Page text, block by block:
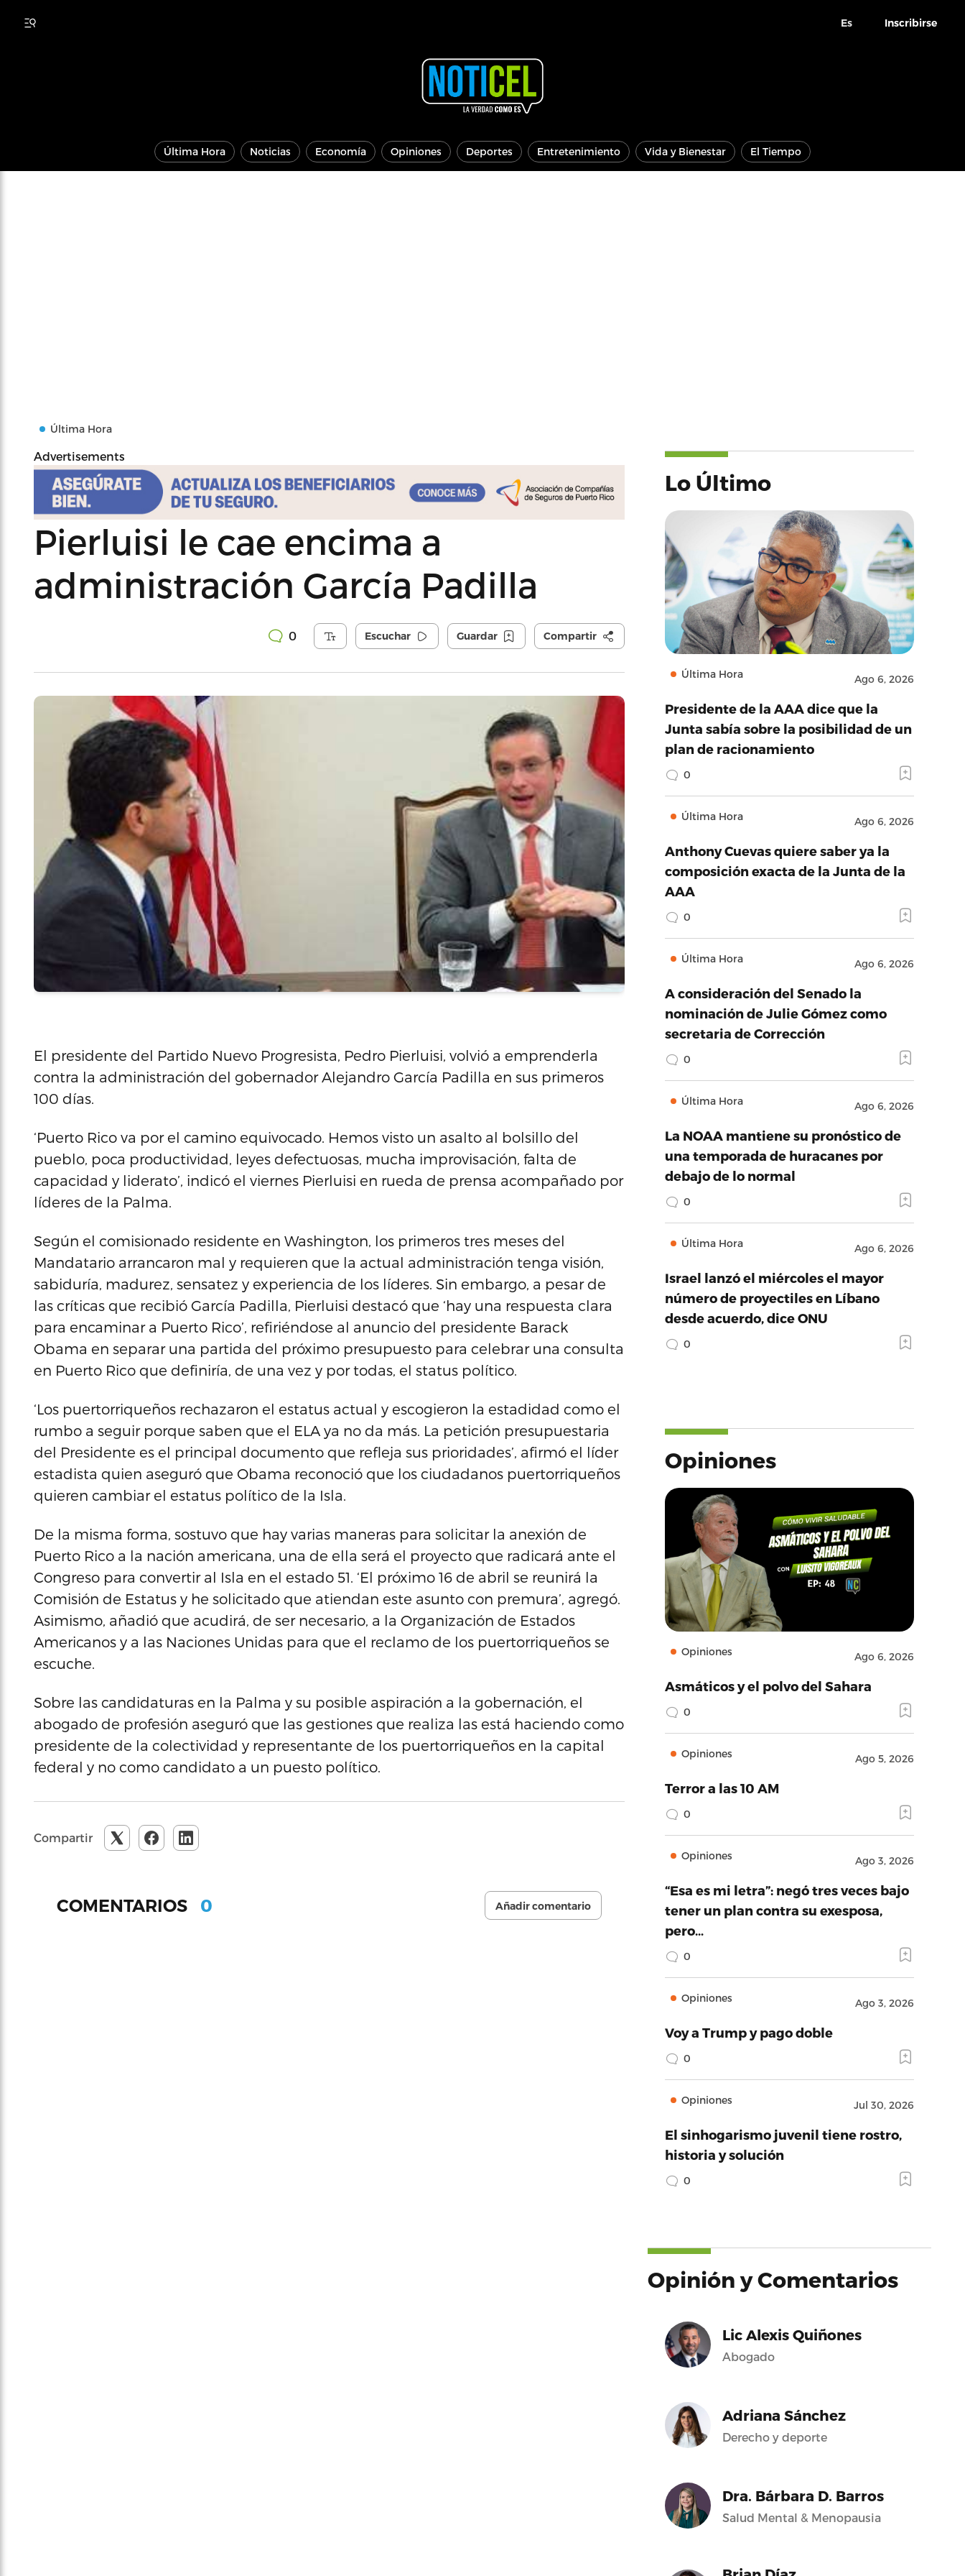
Es Inscribirse
Última Hora Noticias Economía Opiniones Deportes Entretenimiento Vida y Bienestar El Tiempo
Última Hora
Advertisements
Pierluisi le cae encima a
administración García Padilla
0 Escuchar Guardar Compartir
El presidente del Partido Nuevo Progresista, Pedro Pierluisi, volvió a emprenderla
contra la administración del gobernador Alejandro García Padilla en sus primeros
100 días.
‘Puerto Rico va por el camino equivocado. Hemos visto un asalto al bolsillo del
pueblo, poca productividad, leyes defectuosas, mucha improvisación, falta de
capacidad y liderato’, indicó el viernes Pierluisi en rueda de prensa acompañado por
líderes de la Palma.
Según el comisionado residente en Washington, los primeros tres meses del
Mandatario arrancaron mal y requieren que la actual administración tenga visión,
sabiduría, madurez, sensatez y experiencia de los líderes. Sin embargo, a pesar de
las críticas que recibió García Padilla, Pierluisi destacó que ‘hay una respuesta clara
para encaminar a Puerto Rico’, refiriéndose al anuncio del presidente Barack
Obama en separar una partida del próximo presupuesto para celebrar una consulta
en Puerto Rico que definiría, de una vez y por todas, el status político.
‘Los puertorriqueños rechazaron el estatus actual y escogieron la estadidad como el
rumbo a seguir porque saben que el ELA ya no da más. La petición presupuestaria
del Presidente es el principal documento que refleja sus prioridades’, afirmó el líder
estadista quien aseguró que Obama reconoció que los ciudadanos puertorriqueños
quieren cambiar el estatus político de la Isla.
De la misma forma, sostuvo que hay varias maneras para solicitar la anexión de
Puerto Rico a la nación americana, una de ella será el proyecto que radicará ante el
Congreso para convertir al Isla en el estado 51. ‘El próximo 16 de abril se reunirá la
Comisión de Estatus y he solicitado que atiendan este asunto con premura’, agregó.
Asimismo, añadió que acudirá, de ser necesario, a la Organización de Estados
Americanos y a las Naciones Unidas para que el reclamo de los puertorriqueños se
escuche.
Sobre las candidaturas en la Palma y su posible aspiración a la gobernación, el
abogado de profesión aseguró que las gestiones que realiza las está haciendo como
presidente de la colectividad y representante de los puertorriqueños en la capital
federal y no como candidato a un puesto político.
Compartir
COMENTARIOS 0 Añadir comentario
Lo Último
Última Hora Ago 6, 2026
Presidente de la AAA dice que la
Junta sabía sobre la posibilidad de un
plan de racionamiento
0
Última Hora Ago 6, 2026
Anthony Cuevas quiere saber ya la
composición exacta de la Junta de la
AAA
0
Última Hora Ago 6, 2026
A consideración del Senado la
nominación de Julie Gómez como
secretaria de Corrección
0
Última Hora Ago 6, 2026
La NOAA mantiene su pronóstico de
una temporada de huracanes por
debajo de lo normal
0
Última Hora Ago 6, 2026
Israel lanzó el miércoles el mayor
número de proyectiles en Líbano
desde acuerdo, dice ONU
0
Opiniones
Opiniones Ago 6, 2026
Asmáticos y el polvo del Sahara
0
Opiniones Ago 5, 2026
Terror a las 10 AM
0
Opiniones Ago 3, 2026
“Esa es mi letra”: negó tres veces bajo
tener un plan contra su exesposa,
pero…
0
Opiniones Ago 3, 2026
Voy a Trump y pago doble
0
Opiniones Jul 30, 2026
El sinhogarismo juvenil tiene rostro,
historia y solución
0
Opinión y Comentarios
Lic Alexis Quiñones
Abogado
Adriana Sánchez
Derecho y deporte
Dra. Bárbara D. Barros
Salud Mental & Menopausia